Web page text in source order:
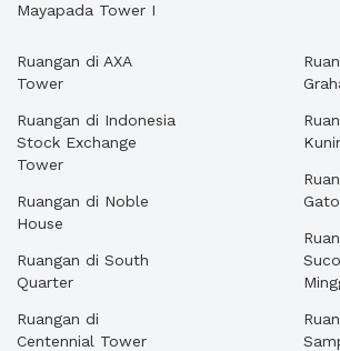
Mayapada Tower I
Ruangan di AXA
Tower
Ruangan di Indonesia
Stock Exchange
Tower
Ruangan di Noble
House
Ruangan di South
Quarter
Ruangan di
Centennial Tower